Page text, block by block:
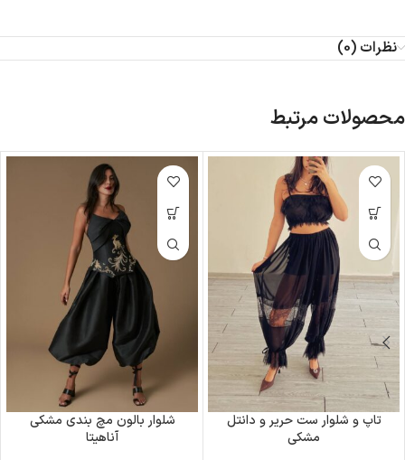
نظرات (0)
محصولات مرتبط
تاپ و شلوار ست حریر و دانتل
مشکی
شلوار بالون مچ بندی مشکی
آناهیتا